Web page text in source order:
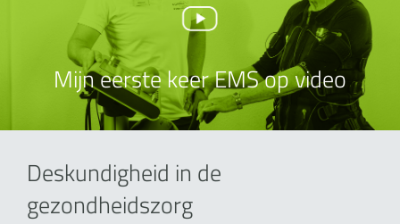
Mijn eerste keer EMS op video
Deskundigheid in de
gezondheidszorg